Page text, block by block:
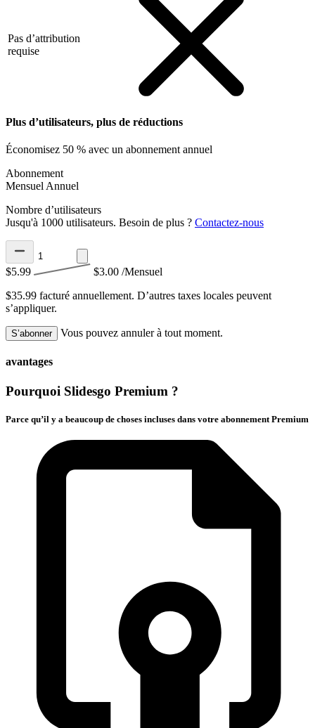
Pas d’attribution
requise
Plus d’utilisateurs, plus de réductions
Économisez 50 % avec un abonnement annuel
Abonnement
Mensuel Annuel
Nombre d’utilisateurs
Jusqu'à 1000 utilisateurs. Besoin de plus ? Contactez-nous
$5.99 $3.00 /Mensuel
$35.99 facturé annuellement. D’autres taxes locales peuvent
s’appliquer.
S’abonner Vous pouvez annuler à tout moment.
avantages
Pourquoi Slidesgo Premium ?
Parce qu’il y a beaucoup de choses incluses dans votre abonnement Premium